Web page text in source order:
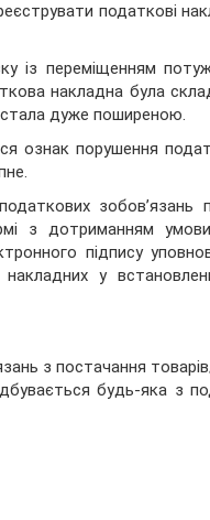
податкові
із переміщенням
накладна була
стала дуже поширеною.
ознак порушення
зобов’язань
з дотриманням
підпису
у
з постачання
будь-яка з